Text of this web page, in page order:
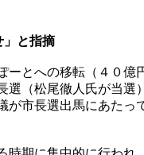
」と指摘
ーとへの移転（４０
（松尾徹人氏が当選
が市長選出馬にあたっ